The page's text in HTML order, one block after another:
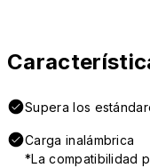
Supera los
Carga inalámbrica
*La compatibilidad